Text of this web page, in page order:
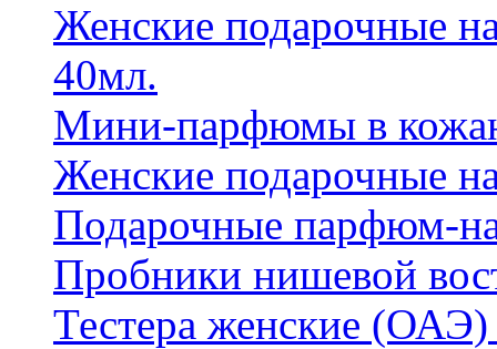
Женские подарочные
40мл.
Мини-парфюмы в
Женские подарочные
Подарочные парфюм-
Пробники нишевой
Тестера женские (ОАЭ)